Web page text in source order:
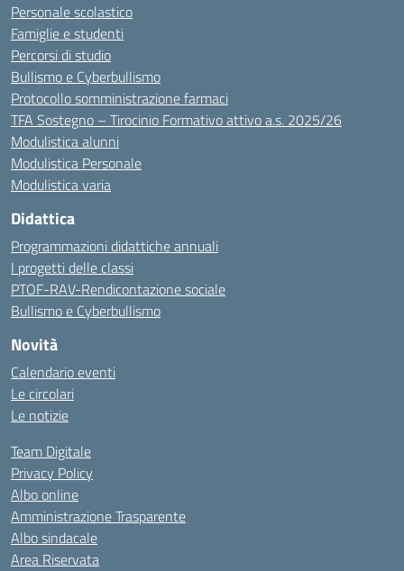
Personale scolastico
Famiglie e studenti
Percorsi di studio
Bullismo e Cyberbullismo
Protocollo somministrazione farmaci
TFA Sostegno – Tirocinio Formativo attivo a.s. 2025/26
Modulistica alunni
Modulistica Personale
Modulistica varia
Didattica
Programmazioni didattiche annuali
I progetti delle classi
PTOF-RAV-Rendicontazione sociale
Bullismo e Cyberbullismo
Novità
Calendario eventi
Le circolari
Le notizie
Team Digitale
Privacy Policy
Albo online
Amministrazione Trasparente
Albo sindacale
Area Riservata